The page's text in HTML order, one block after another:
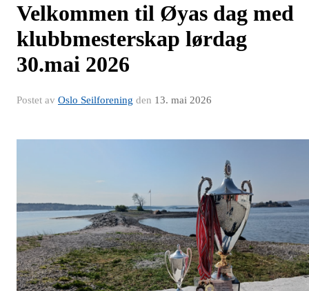
Velkommen til Øyas dag med
klubbmesterskap lørdag
30.mai 2026
Postet av Oslo Seilforening den 13. mai 2026